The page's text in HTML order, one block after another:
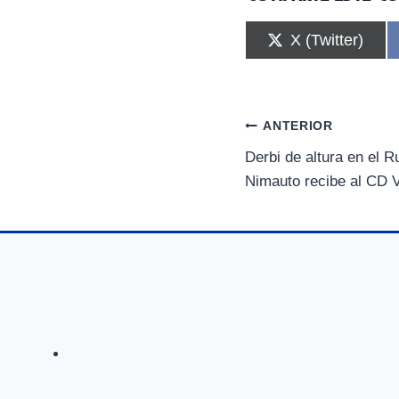
C
o
r
t
i
r
e
X (Twitter)
Navegación
de
ANTERIOR
Derbi de altura en el
Nimauto recibe al CD